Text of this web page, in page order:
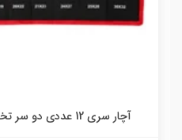
آچار سری 12 عددی دو سر تخت رونیکس مدل RH-2205